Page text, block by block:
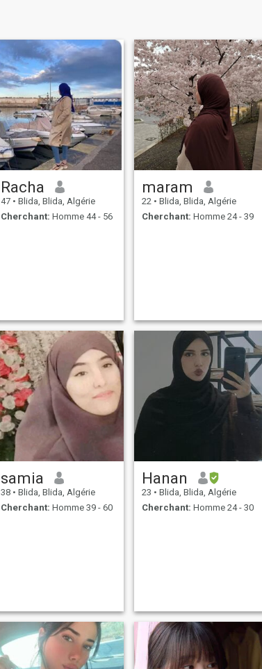
Racha
47 • Blida, Blida, Algérie
Cherchant: Homme 44 - 56
maram
22 • Blida, Blida, Algérie
Cherchant: Homme 24 - 39
samia
38 • Blida, Blida, Algérie
Cherchant: Homme 39 - 60
Hanan
23 • Blida, Blida, Algérie
Cherchant: Homme 24 - 30